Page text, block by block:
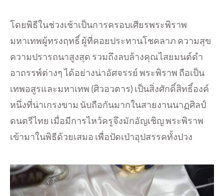
โดยพิธีในช่วงเช้าเป็นการครอบเศียรพระพิราพ
มหาเทพผู้ทรงฤทธิ์ ผู้ที่คอยประทานโชคลาภ ความสุข
ความปรารถนาสูงสุด รวมถึงลบล้างคุณไสยมนต์ดำ
อาถรรพ์ต่างๆ ได้อย่างน่าอัศจรรย์ พระพิราพ ถือเป็น
เทพอสูรและมหาเทพ (ศิวอวตาร) เป็นสิ่งศักดิ์สิทธิ์องค์
หนึ่งที่น่าเกรงขาม นับถือกันมากในสายงานนาฏศิลป์
ดนตรีไทย เมื่อมีการไหว้ครูจึงมักอัญเชิญ พระพิราพ
เข้ามาในพิธีด้วยเสมอ เพื่อปัดเป่าอุปสรรคทั้งปวง